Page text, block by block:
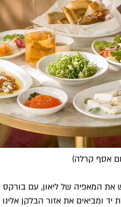
אסף קרלה)
את המאפיה של ליאון, עם
יד ומביאים את אזור הבלקן